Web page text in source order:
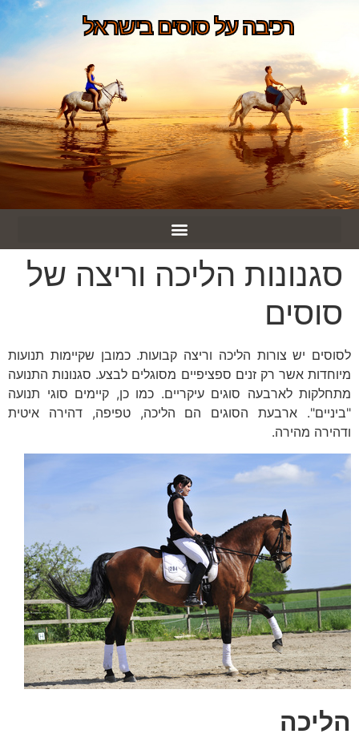
רכיבה על סוסים בישראל
סגנונות הליכה וריצה של
סוסים
לסוסים יש צורות הליכה וריצה קבועות. כמובן שקיימות תנועות
מיוחדות אשר רק זנים ספציפיים מסוגלים לבצע. סגנונות התנועה
מתחלקות לארבעה סוגים עיקריים. כמו כן, קיימים סוגי תנועה
"ביניים". ארבעת הסוגים הם הליכה, טפיפה, דהירה איטית
ודהירה מהירה.
הליכה